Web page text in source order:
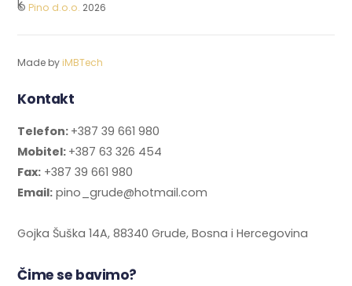
© Pino d.o.o. 2026
Made by iMBTech
Kontakt
Telefon: +387 39 661 980
Mobitel: +387 63 326 454
Fax: +387 39 661 980
Email: pino_grude@hotmail.com
Gojka Šuška 14A, 88340 Grude, Bosna i Hercegovina
Čime se bavimo?